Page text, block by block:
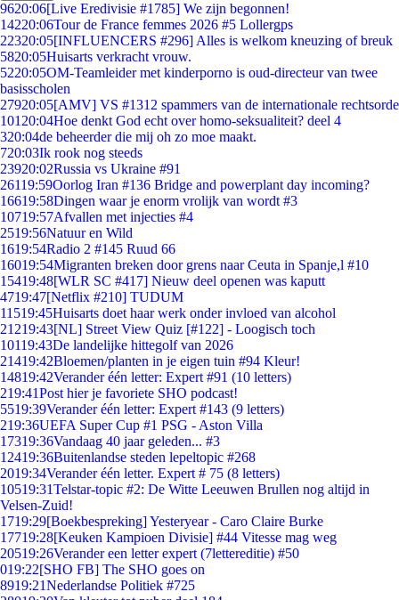
9620:06[Live Eredivisie #1785] We zijn begonnen!
14220:06Tour de France femmes 2026 #5 Lollergps
22320:05[INFLUENCERS #296] Alles is welkom kneuzing of breuk
5820:05Huisarts verkracht vrouw.
5220:05OM-Teamleider met kinderporno is oud-directeur van twee
basisscholen
27920:05[AMV] VS #1312 spammers van de internationale rechtsorde
101 20:04Hoe denkt God echt over homo-seksualiteit? deel 4
320:04de beheerder die mij oh zo moe maakt.
720:03Ik rook nog steeds
23920:02Russia vs Ukraine #91
26119:59Oorlog Iran #136 Bridge and powerplant day incoming?
16619:58Dingen waar je enorm vrolijk van wordt #3
10719:57Afvallen met injecties #4
2519:56Natuur en Wild
1619:54Radio 2 #145 Ruud 66
16019:54Migranten breken door grens naar Ceuta in Spanje,l #10
15419:48[WLR SC #417] Nieuw deel openen was kaputt
4719:47[Netflix #210] TUDUM
11519:45Huisarts doet haar werk onder invloed van alcohol
21219:43[NL] Street View Quiz [#122] - Loogisch toch
10119:43De landelijke hittegolf van 2026
21419:42Bloemen/planten in je eigen tuin #94 Kleur!
14819:42Verander één letter: Expert #91 (10 letters)
219:41Post hier je favoriete SHO podcast!
5519:39Verander één letter: Expert #143 (9 letters)
219:36UEFA Super Cup #1 PSG - Aston Villa
17319:36Vandaag 40 jaar geleden... #3
12419:36Buitenlandse steden lepeltopic #268
2019:34Verander één letter. Expert # 75 (8 letters)
10519:31Telstar-topic #2: De Witte Leeuwen Brullen nog altijd in
Velsen-Zuid!
1719:29[Boekbespreking] Yesteryear - Caro Claire Burke
17719:28[Keuken Kampioen Divisie] #44 Vitesse mag weg
20519:26Verander een letter expert (7lettereditie) #50
019:22[SHO FB] The SHO goes on
8919:21Nederlandse Politiek #725